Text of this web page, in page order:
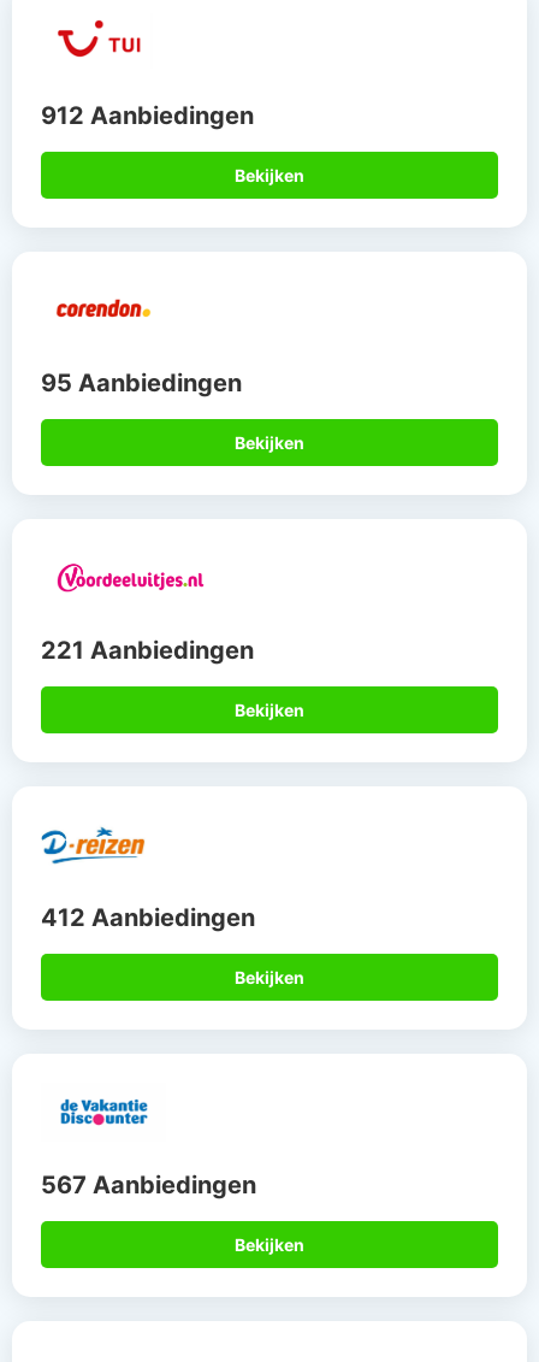
912 Aanbiedingen
Bekijken
95 Aanbiedingen
Bekijken
221 Aanbiedingen
Bekijken
412 Aanbiedingen
Bekijken
567 Aanbiedingen
Bekijken